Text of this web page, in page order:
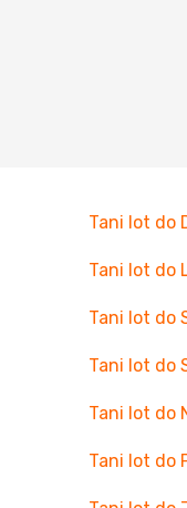
Tani lot do
Tani lot do
Tani lot do
Tani lot do
Tani lot do
Tani lot do